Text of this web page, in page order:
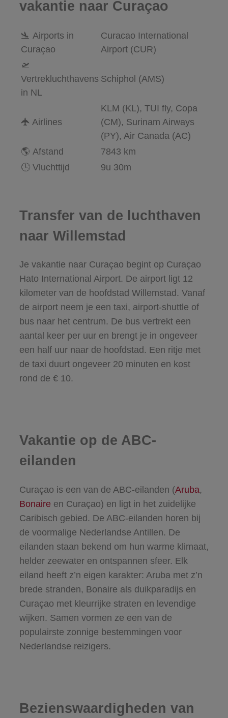
vakantie naar Curaçao
🛬 Airports in
Curaçao
Curacao International
Airport (CUR)
🛫
Vertrekluchthavens
in NL
Schiphol (AMS)
🛧 Airlines
KLM (KL), TUI fly, Copa
(CM), Surinam Airways
(PY), Air Canada (AC)
🌎 Afstand
7843 km
🕒 Vluchttijd
9u 30m
Transfer van de luchthaven
naar Willemstad
Je vakantie naar Curaçao begint op Curaçao
Hato International Airport. De airport ligt 12
kilometer van de hoofdstad Willemstad. Vanaf
de airport neem je een taxi, airport-shuttle of
bus naar het centrum. De bus vertrekt een
aantal keer per uur en brengt je in ongeveer
een half uur naar de hoofdstad. Een ritje met
de taxi duurt ongeveer 20 minuten en kost
rond de € 10.
Vakantie op de ABC-
eilanden
Curaçao is een van de ABC-eilanden (Aruba,
Bonaire en Curaçao) en ligt in het zuidelijke
Caribisch gebied. De ABC-eilanden horen bij
de voormalige Nederlandse Antillen. De
eilanden staan bekend om hun warme klimaat,
helder zeewater en ontspannen sfeer. Elk
eiland heeft z’n eigen karakter: Aruba met z’n
brede stranden, Bonaire als duikparadijs en
Curaçao met kleurrijke straten en levendige
wijken. Samen vormen ze een van de
populairste zonnige bestemmingen voor
Nederlandse reizigers.
Bezienswaardigheden van